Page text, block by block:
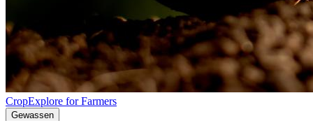
CropExplore for Farmers
Gewassen